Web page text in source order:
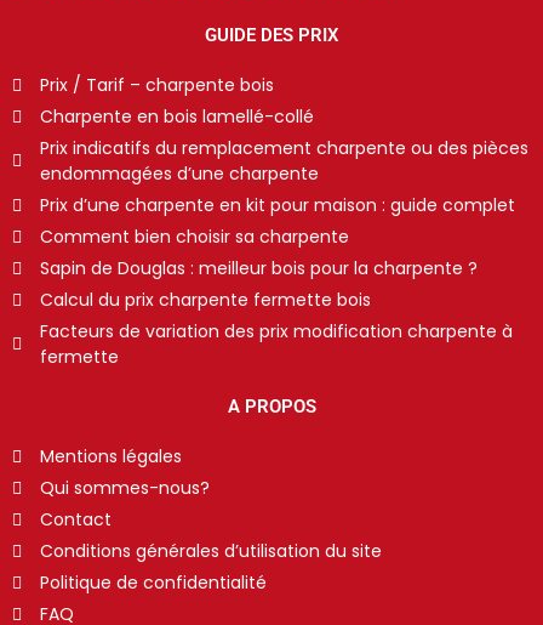
GUIDE DES PRIX
Prix / Tarif – charpente bois
Charpente en bois lamellé-collé
Prix indicatifs du remplacement charpente ou des pièces
endommagées d’une charpente
Prix d’une charpente en kit pour maison : guide complet
Comment bien choisir sa charpente
Sapin de Douglas : meilleur bois pour la charpente ?
Calcul du prix charpente fermette bois
Facteurs de variation des prix modification charpente à
fermette
A PROPOS
Mentions légales
Qui sommes-nous?
Contact
Conditions générales d’utilisation du site
Politique de confidentialité
FAQ